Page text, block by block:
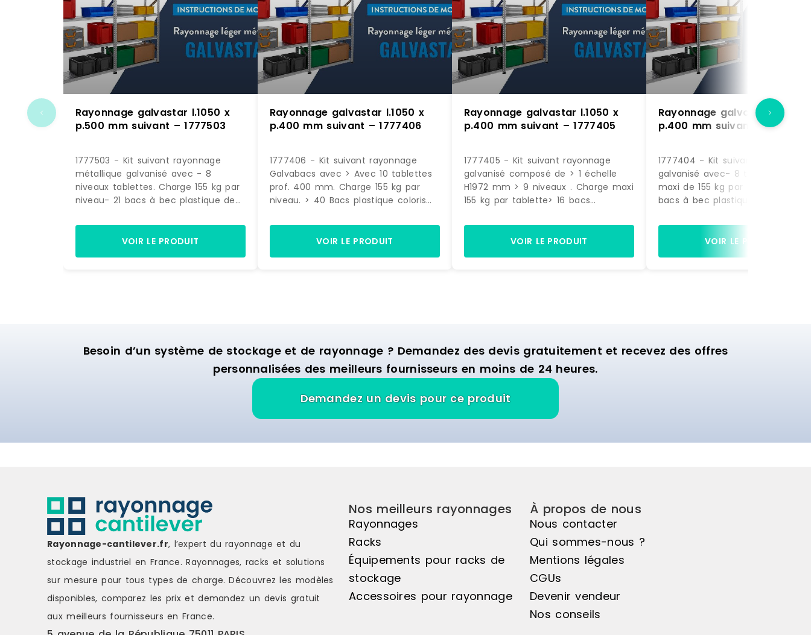
Rayonnage galvastar l.1050 x
p.500 mm suivant – 1777503
1777503 - Kit suivant rayonnage
métallique galvanisé avec - 8
niveaux tablettes. Charge 155 kg par
niveau- 21 bacs à bec plastique de
L. 300 x P. 500 mm) Dimensions >
Hors tout : L. 1090 x P. 500 x H.1972
mm> Poids : 60 kg.
VOIR LE PRODUIT
Rayonnage galvastar l.1050 x
p.400 mm suivant – 1777406
1777406 - Kit suivant rayonnage
Galvabacs avec > Avec 10 tablettes
prof. 400 mm. Charge 155 kg par
niveau. > 40 Bacs plastique coloris
350 mm) Dimensions rayonnage : H.
1972 x L. 1090 x P. 400 mm
VOIR LE PRODUIT
Rayonnage galvastar l.1050 x
p.400 mm suivant – 1777405
1777405 - Kit suivant rayonnage
galvanisé composé de > 1 échelle
H1972 mm > 9 niveaux . Charge maxi
155 kg par tablette> 16 bacs
vert - Dimensions H. 145 x L. 200 x P.
350 mm. > 16 bacs plastiques
volume 12,5 litres coloris rouge -
VOIR LE PRODUIT
Rayonnage galvastar l.1050
p.400 mm suivant – 1777404
1777404 - Kit suivant rayonnage
galvanisé avec- 8 tablettes.
maxi de 155 kg par tablette.- 28
bacs à bec plastique volume 12,5
200 x L. 200 x P. 350
du rayonnage : H. 1972 x L. 1090
400 mm
VOIR LE PRODUIT
Besoin d’un système de stockage et de rayonnage ? Demandez des devis gratuitement et recevez des offres
personnalisées des meilleurs fournisseurs en moins de 24 heures.
Demandez un devis pour ce produit
Rayonnage-cantilever.fr, l’expert du rayonnage et du
stockage industriel en France. Rayonnages, racks et solutions
sur mesure pour tous types de charge.Découvrez les modèles
disponibles, comparez les prix et demandez un devis gratuit
aux meilleurs fournisseurs en France.
Nos meilleurs rayonnages
Rayonnages
Racks
Équipements pour racks de
stockage
Accessoires pour rayonnage
À propos de nous
Nous contacter
Qui sommes-nous ?
Mentions légales
CGUs
Devenir vendeur
Nos conseils